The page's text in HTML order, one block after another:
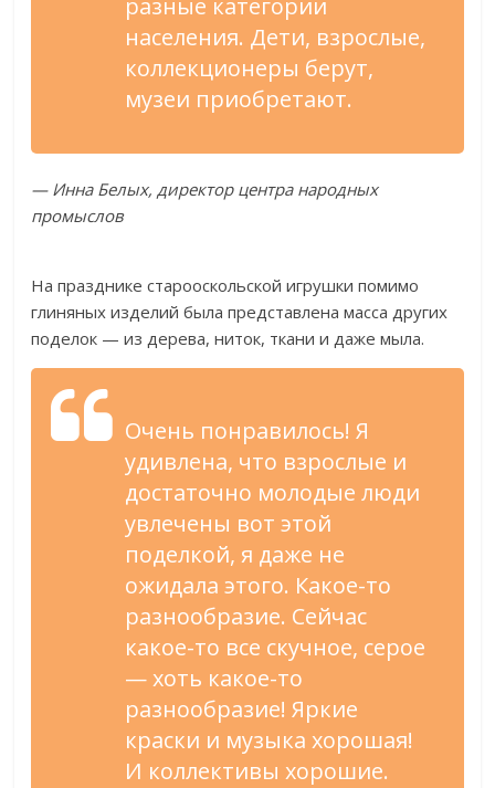
разные категории
населения. Дети, взрослые,
коллекционеры берут,
музеи приобретают.
— Инна Белых, директор центра народных
промыслов
На празднике старооскольской игрушки помимо
глиняных изделий была представлена масса других
поделок — из дерева, ниток, ткани и даже мыла.
Очень понравилось! Я
удивлена, что взрослые и
достаточно молодые люди
увлечены вот этой
поделкой, я даже не
ожидала этого. Какое-то
разнообразие. Сейчас
какое-то все скучное, серое
— хоть какое-то
разнообразие! Яркие
краски и музыка хорошая!
И коллективы хорошие.